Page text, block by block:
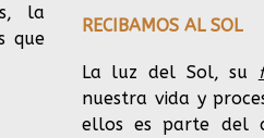
la
que
RECIBAMOS AL SOL
La luz del Sol, su
nuestra vida y
ellos es parte del